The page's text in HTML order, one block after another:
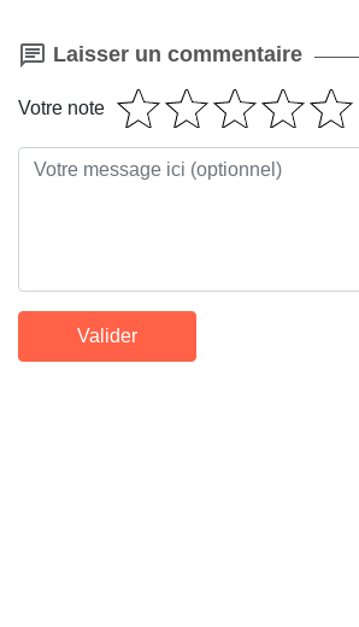
Laisser un commentaire
Votre note